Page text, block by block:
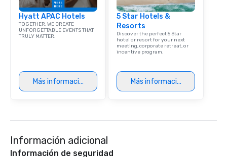
Hyatt APAC Hotels
TOGETHER, WE CREATE
UNFORGETTABLE EVENTS THAT
TRULY MATTER.
Más información
5 Star Hotels &
Resorts
Discover the perfect 5 Star
hotel or resort for your next
meeting, corporate retreat, or
incentive program.
Más información
Información adicional
Información de seguridad